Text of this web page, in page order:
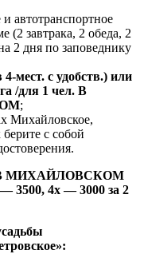
автотранспортное
(2 завтрака, 2 обеда, 2
2 дня по заповеднику
мест. с удобств.) или
/для 1 чел. В
;
Михайловское,
с собой
В МИХАЙЛОВСКОМ
3500, 4х — 3000 за 2